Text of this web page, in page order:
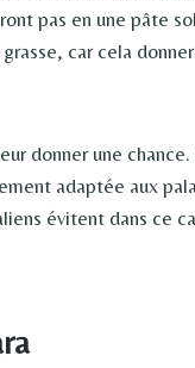
pas en une pâte
car cela
donner une
adaptée aux
évitent dans ce